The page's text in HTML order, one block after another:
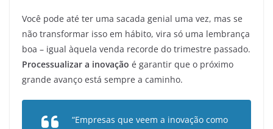
Você pode até ter uma sacada genial uma vez, mas se
não transformar isso em hábito, vira só uma lembrança
boa – igual àquela venda recorde do trimestre passado.
Processualizar a inovação é garantir que o próximo
grande avanço está sempre a caminho.
“Empresas que veem a inovação como